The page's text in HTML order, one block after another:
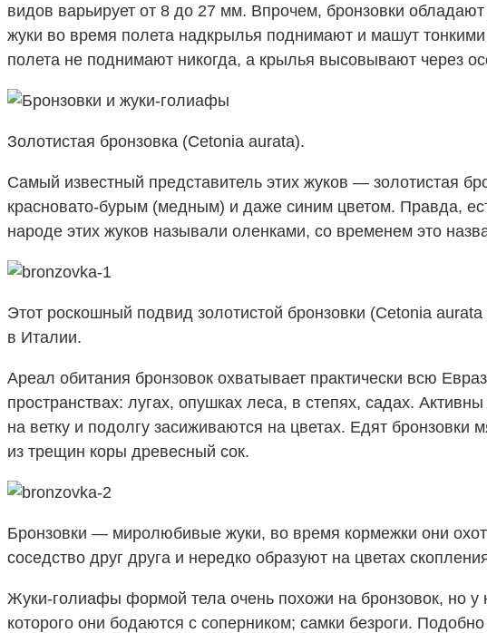
видов варьирует от 8 до 27 мм. Впрочем, бронзовки
жуки во время полета надкрылья поднимают и машут
полета не поднимают никогда, а крылья высовывают через
Золотистая бронзовка (Cetonia aurata).
Самый известный представитель этих жуков — золотистая
красновато-бурым (медным) и даже синим цветом. Правда,
народе этих жуков называли оленками, со временем это
Этот роскошный подвид золотистой бронзовки (Cetonia aurata
в Италии.
Ареал обитания бронзовок охватывает практически всю
пространствах: лугах, опушках леса, в степях, садах.
на ветку и подолгу засиживаются на цветах. Едят
из трещин коры древесный сок.
Бронзовки — миролюбивые жуки, во время кормежки они
соседство друг друга и нередко образуют на цветах
Жуки-голиафы формой тела очень похожи на бронзовок, но
которого они бодаются с соперником; самки безроги.